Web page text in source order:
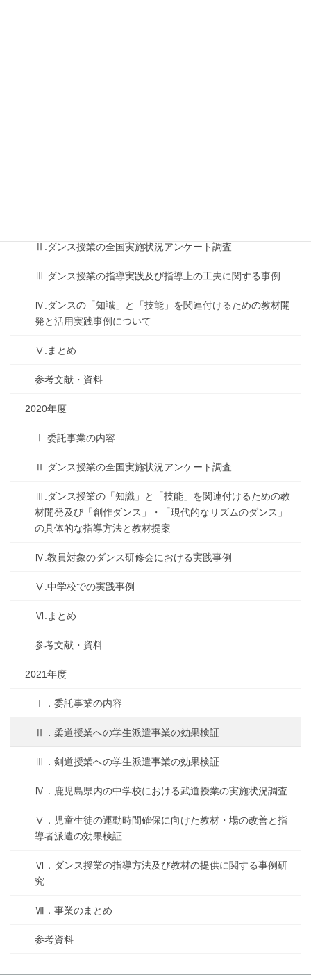
Ⅱ.ダンス授業の全国実施状況アンケート調査
Ⅲ.ダンス授業の指導実践及び指導上の工夫に関する事例
Ⅳ.ダンスの「知識」と「技能」を関連付けるための教材開
発と活用実践事例について
Ⅴ.まとめ
参考文献・資料
2020年度
Ⅰ.委託事業の内容
Ⅱ.ダンス授業の全国実施状況アンケート調査
Ⅲ.ダンス授業の「知識」と「技能」を関連付けるための教
材開発及び「創作ダンス」・「現代的なリズムのダンス」
の具体的な指導方法と教材提案
Ⅳ.教員対象のダンス研修会における実践事例
Ⅴ.中学校での実践事例
Ⅵ.まとめ
参考文献・資料
2021年度
Ⅰ．委託事業の内容
Ⅱ．柔道授業への学生派遣事業の効果検証
Ⅲ．剣道授業への学生派遣事業の効果検証
Ⅳ．鹿児島県内の中学校における武道授業の実施状況調査
Ⅴ．児童生徒の運動時間確保に向けた教材・場の改善と指
導者派遣の効果検証
Ⅵ．ダンス授業の指導方法及び教材の提供に関する事例研
究
Ⅶ．事業のまとめ
参考資料